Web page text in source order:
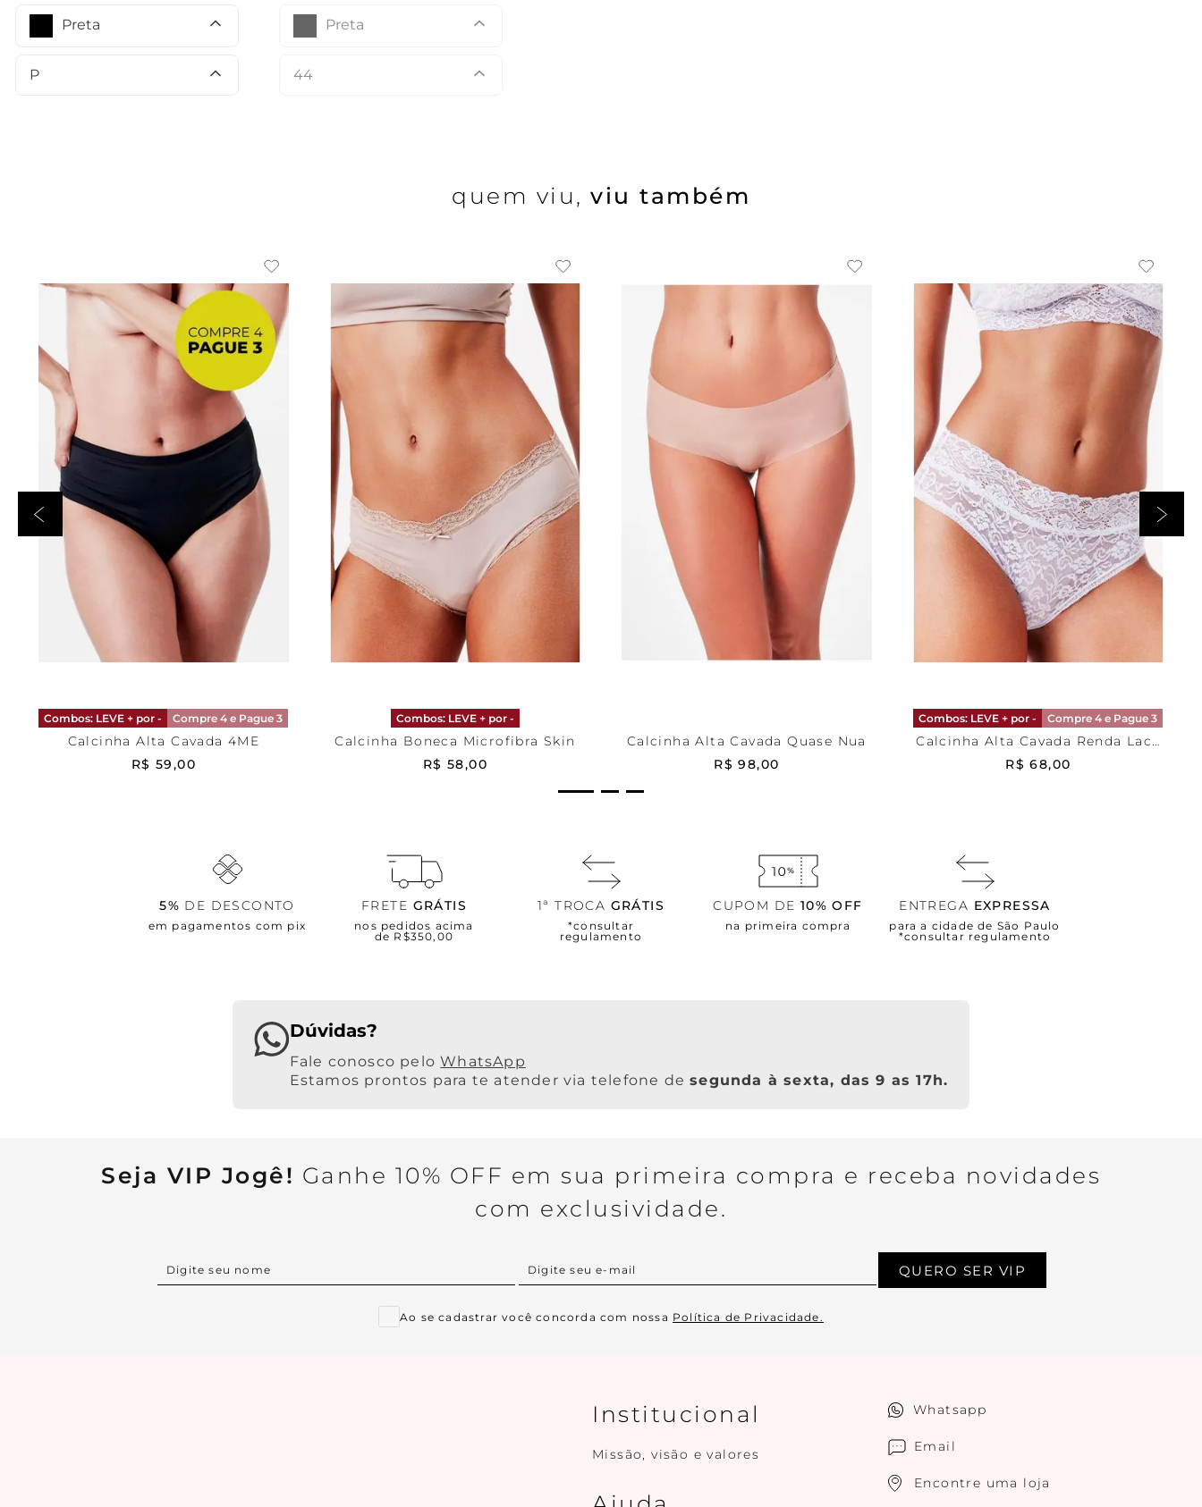
Preta
P
Preta
44
quem viu, viu também
Preta P
Combos: LEVE + por - Compre 4 e Pague 3
Calcinha Alta Cavada 4ME
R$ 59,00
Combos: LEVE + por -
Calcinha Boneca Microfibra Skin
R$ 58,00
Calcinha Alta Cavada Quase Nua
R$ 98,00
Combos: LEVE + por - Compre 4 e Pague 3
Calcinha Alta Cavada Renda Lace
Color
R$ 68,00
5% DE DESCONTO
em pagamentos com pix
FRETE GRÁTIS
nos pedidos acima
de R$350,00
1ª TROCA GRÁTIS
*consultar
regulamento
CUPOM DE 10% OFF
na primeira compra
ENTREGA EXPRESSA
para a cidade de São Paulo
*consultar regulamento
Dúvidas?
WhatsApp
Estamos prontos para te atender via telefone desegunda à sexta, das 9 as 17h.
Seja VIP Jogê! Ganhe 10% OFF em sua primeira compra e receba novidades
com exclusividade.
QUERO SER VIP
Ao se cadastrar você concorda com nossa Política de Privacidade.
Institucional
Missão, visão e valores
Whatsapp
Email
Encontre uma loja